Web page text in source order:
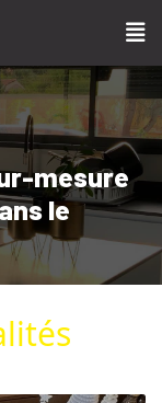
mesure
le